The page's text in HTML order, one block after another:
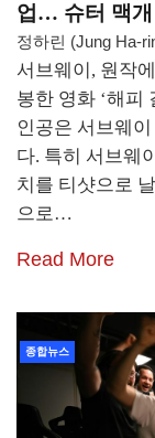
업… 슈터 맥개
정하린 (Jung Ha-
서브웨이, 원작
봉한 영화 ‘해피
인공은 서브웨
다. 특히 서브웨
치를 티샷으로
으로…
Read More
종합뉴스